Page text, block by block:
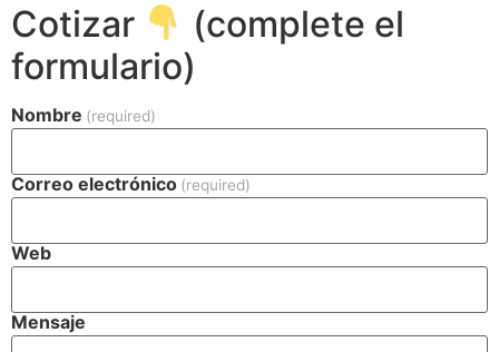
Cotizar
(complete el
formulario)
Nombre (required)
Correo electrónico (required)
Web
Mensaje